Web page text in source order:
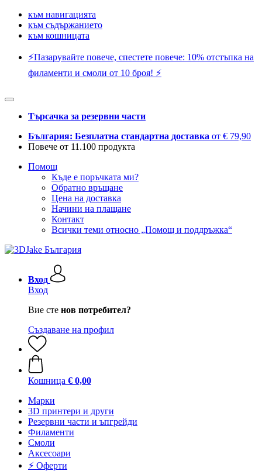
към навигацията
към съдържанието
към кошницата
⚡️Пазарувайте повече, спестете повече: 10% отстъпка на
филаменти и смоли от 10 броя! ⚡️
Търсачка за резервни части
България: Безплатна стандартна доставка от € 79,90
Повече от 11.100 продукта
Помощ
Къде е поръчката ми?
Обратно връщане
Цена на доставка
Начини на плащане
Контакт
Всички теми относно „Помощ и поддръжка“
Вход
Вход
Вие сте нов потребител?
Създаване на профил
Кошница € 0,00
Mарки
3D принтери и други
Резервни части и ъпгрейди
Филаменти
Смоли
Аксесоари
⚡ Оферти